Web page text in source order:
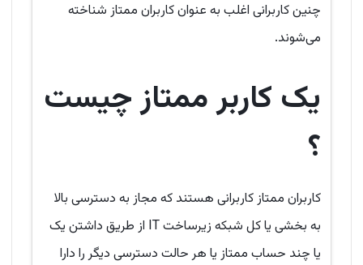
چنین کاربرانی اغلب به عنوان کاربران ممتاز شناخته
می‌شوند.
یک کاربر ممتاز چیست
؟
کاربران ممتاز کاربرانی هستند که مجاز به دسترسی بالا
به بخشی یا کل شبکه زیرساخت IT از طریق داشتن یک
یا چند حساب ممتاز یا هر حالت دسترسی دیگر را دارا